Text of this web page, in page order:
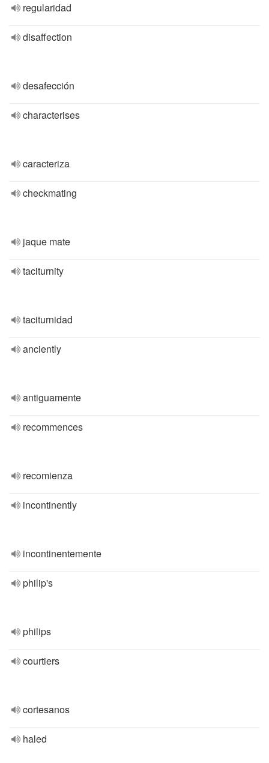
regularidad
disaffection
desafección
characterises
caracteriza
checkmating
jaque mate
taciturnity
taciturnidad
anciently
antiguamente
recommences
recomienza
incontinently
incontinentemente
philip's
philips
courtiers
cortesanos
haled